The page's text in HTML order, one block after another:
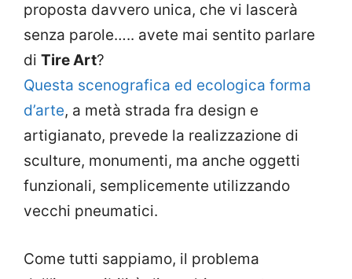
proposta davvero unica, che vi lascerà
senza parole….. avete mai sentito parlare
di Tire Art?
Questa scenografica ed ecologica forma
d’arte, a metà strada fra design e
artigianato, prevede la realizzazione di
sculture, monumenti, ma anche oggetti
funzionali, semplicemente utilizzando
vecchi pneumatici.
Come tutti sappiamo, il problema